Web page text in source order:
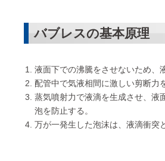
バブレスの基本原理
液面下での沸騰をさせないため、
配管中で気液相間に激しい剪断力
蒸気噴射力で液滴を生成させ、液
泡を防止する。
万が一発生した泡沫は、液滴衝突